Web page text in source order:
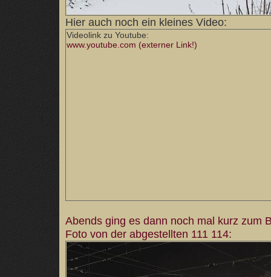
Hier auch noch ein kleines Video:
Videolink zu Youtube:
www.youtube.com (externer Link!)
Abends ging es dann noch mal kurz zum
Foto von der abgestellten 111 114: